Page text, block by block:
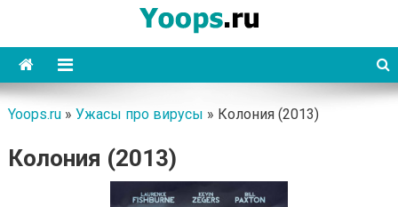
content
Yoops
Yoops.ru» Ужасы про вирусы » Колония (2013)
Колония (2013)